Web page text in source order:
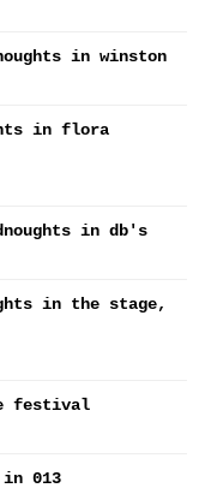
in winston
in flora
in db's
in the stage,
festival
013